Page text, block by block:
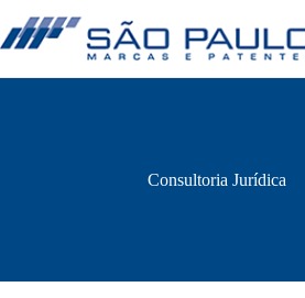
para
o
Consultoria Jurídica